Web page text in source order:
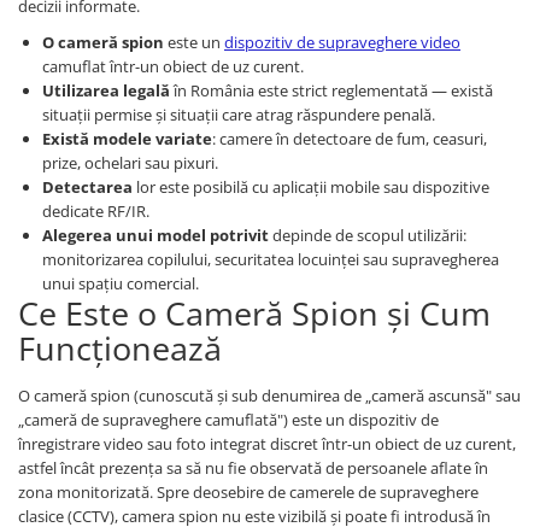
decizii informate.
O cameră spion este un dispozitiv de supraveghere video
camuflat într-un obiect de uz curent.
Utilizarea legalăîn România este strict reglementată — există
situații permise și situații care atrag răspundere penală.
Există modele variate: camere în detectoare de fum, ceasuri,
prize, ochelari sau pixuri.
Detectarea lor este posibilă cu aplicații mobile sau dispozitive
dedicate RF/IR.
Alegerea unui model potrivitdepinde de scopul utilizării:
monitorizarea copilului, securitatea locuinței sau supravegherea
unui spațiu comercial.
Ce Este o Cameră Spion și Cum
Funcționează
O cameră spion (cunoscută și sub denumirea de „cameră ascunsă" sau
„cameră de supraveghere camuflată") este un dispozitiv de
înregistrare video sau foto integrat discret într-un obiect de uz curent,
astfel încât prezența sa să nu fie observată de persoanele aflate în
zona monitorizată. Spre deosebire de camerele de supraveghere
clasice (CCTV), camera spion nu este vizibilă și poate fi introdusă în